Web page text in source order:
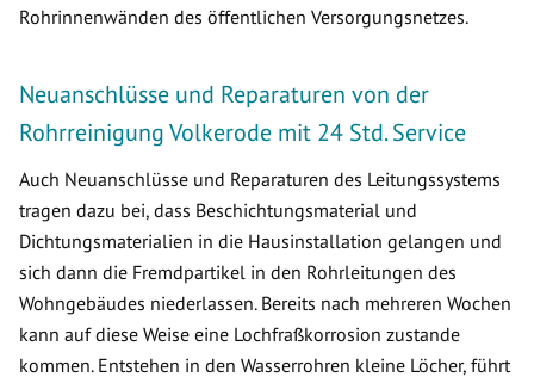
Rohrinnenwänden des öffentlichen Versorgungsnetzes.
Neuanschlüsse und Reparaturen von der
Rohrreinigung Volkerode mit 24 Std. Service
Auch Neuanschlüsse und Reparaturen des Leitungssystems
tragen dazu bei, dass Beschichtungsmaterial und
Dichtungsmaterialien in die Hausinstallation gelangen und
sich dann die Fremdpartikel in den Rohrleitungen des
Wohngebäudes niederlassen. Bereits nach mehreren Wochen
kann auf diese Weise eine Lochfraßkorrosion zustande
kommen. Entstehen in den Wasserrohren kleine Löcher, führt